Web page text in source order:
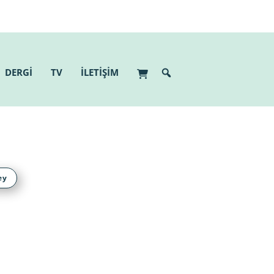
DERGİ TV İLETİŞİM